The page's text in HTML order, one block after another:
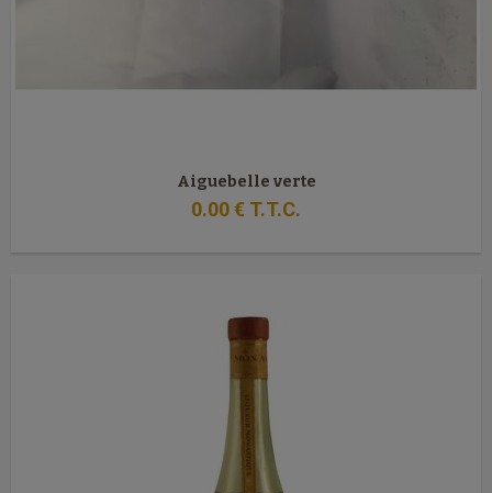
Aiguebelle verte
0.00€ T.T.C.